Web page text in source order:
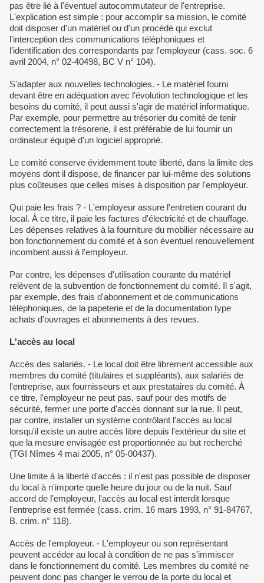
pas être lié à l'éventuel autocommutateur de l'entreprise.
L'explication est simple : pour accomplir sa mission, le comité
doit disposer d'un matériel ou d'un procédé qui exclut
l'interception des communications téléphoniques et
l'identification des correspondants par l'employeur (cass. soc. 6
avril 2004, n° 02-40498, BC V n° 104).
S'adapter aux nouvelles technologies. - Le matériel fourni
devant être en adéquation avec l'évolution technologique et les
besoins du comité, il peut aussi s'agir de matériel informatique.
Par exemple, pour permettre au trésorier du comité de tenir
correctement la trésorerie, il est préférable de lui fournir un
ordinateur équipé d'un logiciel approprié.
Le comité conserve évidemment toute liberté, dans la limite des
moyens dont il dispose, de financer par lui-même des solutions
plus coûteuses que celles mises à disposition par l'employeur.
Qui paie les frais ? - L'employeur assure l'entretien courant du
local. À ce titre, il paie les factures d'électricité et de chauffage.
Les dépenses relatives à la fourniture du mobilier nécessaire au
bon fonctionnement du comité et à son éventuel renouvellement
incombent aussi à l'employeur.
Par contre, les dépenses d'utilisation courante du matériel
relèvent de la subvention de fonctionnement du comité. Il s'agit,
par exemple, des frais d'abonnement et de communications
téléphoniques, de la papeterie et de la documentation type
achats d'ouvrages et abonnements à des revues.
L'accès au local
Accès des salariés. - Le local doit être librement accessible aux
membres du comité (titulaires et suppléants), aux salariés de
l'entreprise, aux fournisseurs et aux prestataires du comité. À
ce titre, l'employeur ne peut pas, sauf pour des motifs de
sécurité, fermer une porte d'accès donnant sur la rue. Il peut,
par contre, installer un système contrôlant l'accès au local
lorsqu'il existe un autre accès libre depuis l'extérieur du site et
que la mesure envisagée est proportionnée au but recherché
(TGI Nîmes 4 mai 2005, n° 05-00437).
Une limite à la liberté d'accès : il n'est pas possible de disposer
du local à n'importe quelle heure du jour ou de la nuit. Sauf
accord de l'employeur, l'accès au local est interdit lorsque
l'entreprise est fermée (cass. crim. 16 mars 1993, n° 91-84767,
B. crim. n° 118).
Accès de l'employeur. - L'employeur ou son représentant
peuvent accéder au local à condition de ne pas s'immiscer
dans le fonctionnement du comité. Les membres du comité ne
peuvent donc pas changer le verrou de la porte du local et